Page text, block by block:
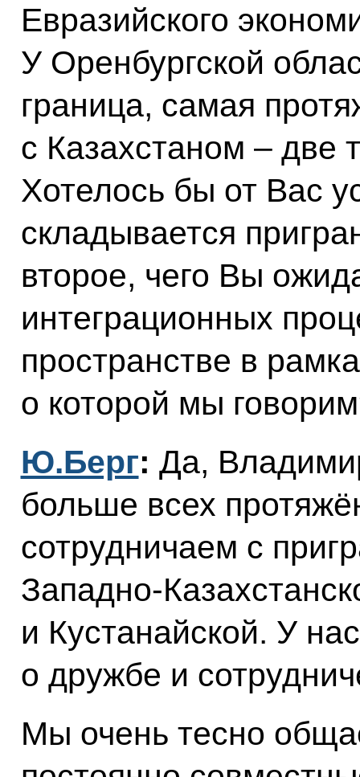
Евразийского
У Оренбургской
граница, самая
с Казахстаном – две
Хотелось бы от Вас
складывается
второе, чего Вы
интеграционных
пространстве в
о которой мы
Ю.Берг: Да,
больше всех
сотрудничаем с
Западно-
и Кустанайской. У
о дружбе и
Мы очень тесно